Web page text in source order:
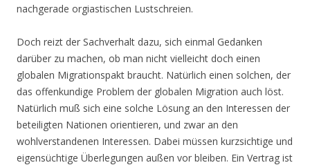
nachgerade orgiastischen Lustschreien.
Doch reizt der Sachverhalt dazu, sich einmal Gedanken
darüber zu machen, ob man nicht vielleicht doch einen
globalen Migrationspakt braucht. Natürlich einen solchen, der
das offenkundige Problem der globalen Migration auch löst.
Natürlich muß sich eine solche Lösung an den Interessen der
beteiligten Nationen orientieren, und zwar an den
wohlverstandenen Interessen. Dabei müssen kurzsichtige und
eigensüchtige Überlegungen außen vor bleiben. Ein Vertrag ist